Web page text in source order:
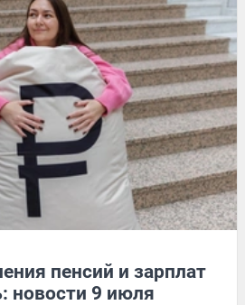
пенсий и зарплат
новости 9 июля